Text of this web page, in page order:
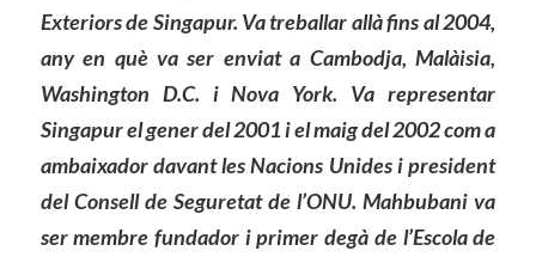
Exteriors de Singapur. Va treballar allà fins al2004,
any en què va ser enviat a Cambodja, Malàisia,
Washington D.C. i Nova York. Va representar
Singapurel gener del2001 ielmaig del2002 com a
ambaixador davant les Nacions Unides i president
del Consell de Seguretat de l’ONU. Mahbubani va
ser membre fundador i primer degà de l’Escola de